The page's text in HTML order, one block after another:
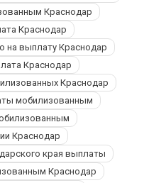
Краснодар
Краснодар
на выплату Краснодар
Краснодар
Краснодар
мобилизованным
Краснодар
края выплаты
Краснодар